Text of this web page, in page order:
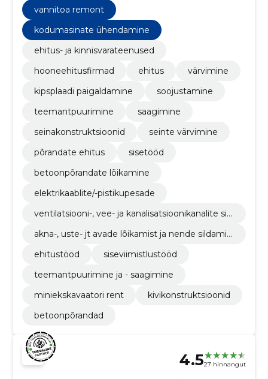
vannitoa remont
kodumasinate ühendamine
ehitus- ja kinnisvarateenused
hooneehitusfirmad
ehitus
värvimine
kipsplaadi paigaldamine
soojustamine
teemantpuurimine
saagimine
seinakonstruktsioonid
seinte värvimine
põrandate ehitus
sisetööd
betoonpõrandate lõikamine
elektrikaablite/-pistikupesade
ventilatsiooni-, vee- ja kanalisatsioonikanalite sis
akna-, uste- jt avade lõikamist ja nende sildamin
ehitustööd
siseviimistlustööd
teemantpuurimine ja - saagimine
miniekskavaatori rent
kivikonstruktsioonid
betoonpõrandad
4.527 hinnangut